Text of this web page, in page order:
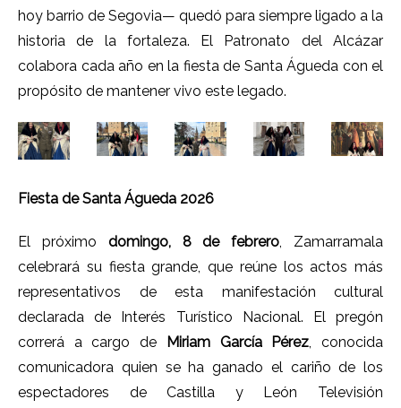
hoy barrio de Segovia— quedó para siempre ligado a la
historia de la fortaleza. El Patronato del Alcázar
colabora cada año en la fiesta de Santa Águeda con el
propósito de mantener vivo este legado.
Fiesta de Santa Águeda 2026
El próximo domingo, 8 de febrero, Zamarramala
celebrará su fiesta grande, que reúne los actos más
representativos de esta manifestación cultural
declarada de Interés Turístico Nacional. El pregón
correrá a cargo de
Miriam García Pérez, conocida
comunicadora quien se ha ganado el cariño de los
espectadores de Castilla y León Televisión